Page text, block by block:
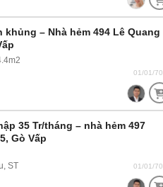
– Nhà hẻm 494 Lê Quang
01/01/70
35 Tr/tháng – nhà hẻm 497
Gò Vấp
ST
01/01/70